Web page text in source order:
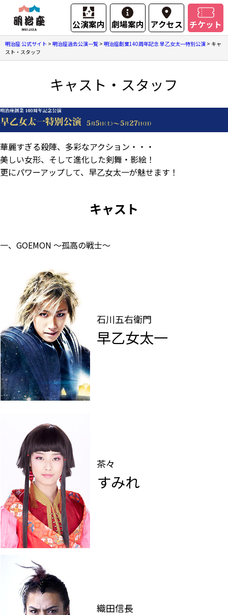
公演案内 劇場案内 アクセス チケット
明治座 公式サイト > 明治座過去公演一覧 > 明治座創業140周年記念 早乙女太一特別公演 > キャ
スト・スタッフ
キャスト・スタッフ
華麗すぎる殺陣、多彩なアクション・・・
美しい女形、そして進化した剣舞・影絵！
更にパワーアップして、早乙女太一が魅せます！
キャスト
一、GOEMON ～孤高の戦士～
石川五右衛門
早乙女太一
茶々
すみれ
織田信長